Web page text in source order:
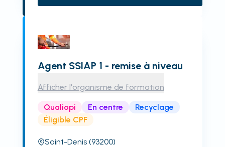
Agent SSIAP 1 - remise à niveau
Afficher l'organisme de formation
Qualiopi En centre
Recyclage
Éligible CPF
Saint-Denis (93200)